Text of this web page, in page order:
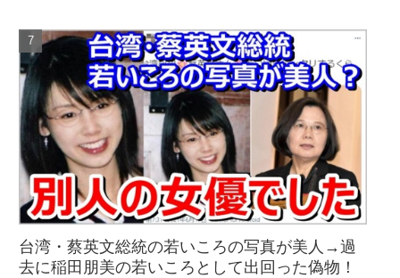
台湾・蔡英文総統の若いころの写真が美人→過
去に稲田朋美の若いころとして出回った偽物！